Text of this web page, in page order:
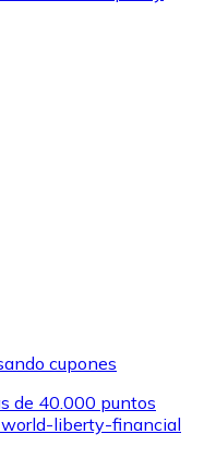
cupones
de 40.000 puntos
world-liberty-financial